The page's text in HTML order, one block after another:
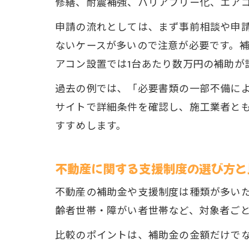
申請の流れとしては、まず事前相談や申
ないケースが多いので注意が必要です。
アコン設置では1台あたり数万円の補助が
過去の例では、「必要書類の一部不備に
サイトで詳細条件を確認し、施工業者と
すすめします。
不動産に関する支援制度の選び方
不動産の補助金や支援制度は種類が多い
齢者世帯・障がい者世帯など、対象者ご
比較のポイントは、補助金の金額だけで